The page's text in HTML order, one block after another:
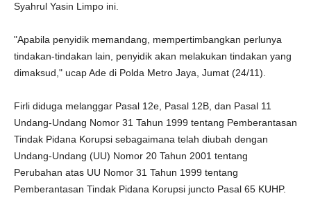
Syahrul Yasin Limpo ini.
"Apabila penyidik memandang, mempertimbangkan perlunya
tindakan-tindakan lain, penyidik akan melakukan tindakan yang
dimaksud," ucap Ade di Polda Metro Jaya, Jumat (24/11).
Firli diduga melanggar Pasal 12e, Pasal 12B, dan Pasal 11
Undang-Undang Nomor 31 Tahun 1999 tentang Pemberantasan
Tindak Pidana Korupsi sebagaimana telah diubah dengan
Undang-Undang (UU) Nomor 20 Tahun 2001 tentang
Perubahan atas UU Nomor 31 Tahun 1999 tentang
Pemberantasan Tindak Pidana Korupsi juncto Pasal 65 KUHP.